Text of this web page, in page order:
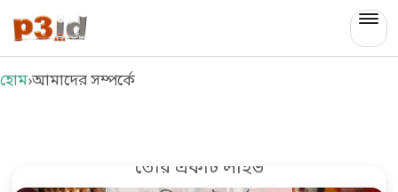
হোম›আমাদের সম্পর্কে
তৈরি একটি লাইভ